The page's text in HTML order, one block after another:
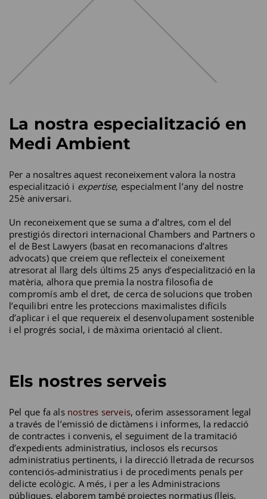
La nostra especialització en
Medi Ambient
Per a nosaltres aquest reconeixement valora la nostra
especialització i expertise, especialment l’any del nostre
25è aniversari.
Un reconeixement que se suma a d’altres, com el del
prestigiós directori internacional Chambers and Partners o
el de Best Lawyers (basat en recomanacions d’altres
advocats) que creiem que reflecteix el coneixement
atresorat al llarg dels últims 25 anys d’especialització en la
matèria, alhora que premia la nostra filosofia de
compromís amb el dret, de cerca de solucions que troben
l’equilibri entre les proteccions maximalistes difícils
d’aplicar i el que requereix el desenvolupament sostenible
i el progrés social, i de màxima orientació al client.
Els nostres serveis
Pel que fa als nostres serveis, oferim assessorament legal
a través de l’emissió de dictàmens i informes, la redacció
de contractes i convenis, el seguiment de la tramitació
d’expedients administratius, inclosos els recursos
administratius pertinents, i la direcció lletrada de recursos
contenciós-administratius i de procediments penals per
delicte ecològic. A més, i per a les Administracions
públiques, elaborem també projectes normatius (lleis,